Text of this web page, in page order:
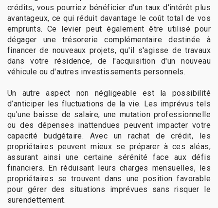
crédits, vous pourriez bénéficier d'un taux d'intérêt plus
avantageux, ce qui réduit davantage le coût total de vos
emprunts. Ce levier peut également être utilisé pour
dégager une trésorerie complémentaire destinée à
financer de nouveaux projets, qu'il s'agisse de travaux
dans votre résidence, de l'acquisition d'un nouveau
véhicule ou d'autres investissements personnels.
Un autre aspect non négligeable est la possibilité
d’anticiper les fluctuations de la vie. Les imprévus tels
qu'une baisse de salaire, une mutation professionnelle
ou des dépenses inattendues peuvent impacter votre
capacité budgétaire. Avec un rachat de crédit, les
propriétaires peuvent mieux se préparer à ces aléas,
assurant ainsi une certaine sérénité face aux défis
financiers. En réduisant leurs charges mensuelles, les
propriétaires se trouvent dans une position favorable
pour gérer des situations imprévues sans risquer le
surendettement.